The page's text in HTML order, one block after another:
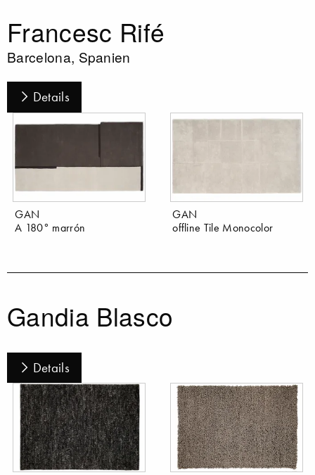
Francesc Rifé
Barcelona, Spanien
Details
GAN
A 180° marrón
GAN
offline Tile Monocolor
Gandia Blasco
Details